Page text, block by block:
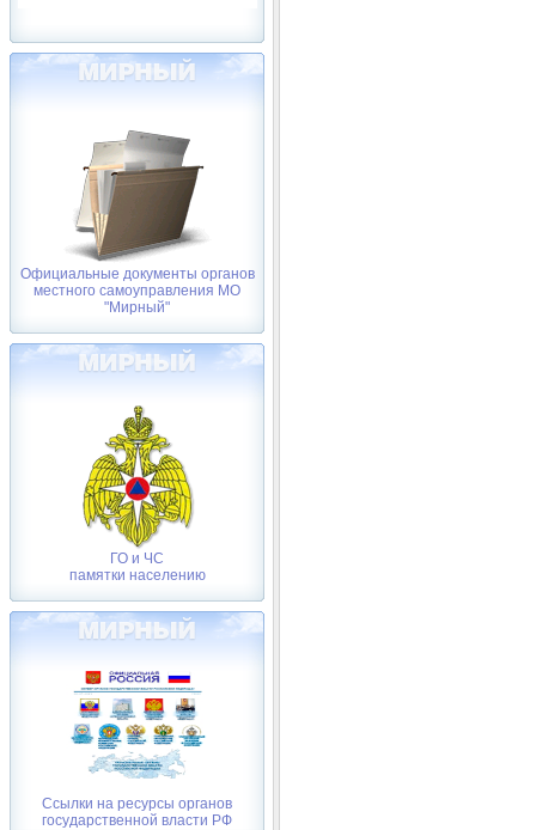
Официальные документы органов
местного самоуправления МО
"Мирный"
ГО и ЧС
памятки населению
Ссылки на ресурсы органов
государственной власти РФ